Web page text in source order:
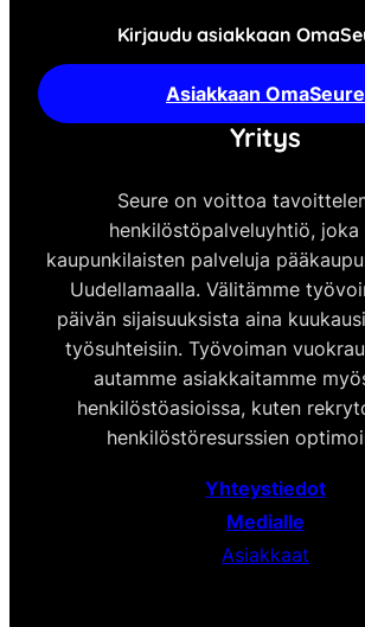
Kirjaudu asiakkaan
Asiakkaan OmaSeure
Yritys
Seure on voittoa
henkilöstöpalveluyhtiö, joka
kaupunkilaisten palveluja
Uudellamaalla. Välitämme
päivän sijaisuuksista aina
työsuhteisiin. Työvoiman
autamme asiakkaitamme
henkilöstöasioissa, kuten
henkilöstöresurssien
Yhteystiedot
Medialle
Asiakkaat